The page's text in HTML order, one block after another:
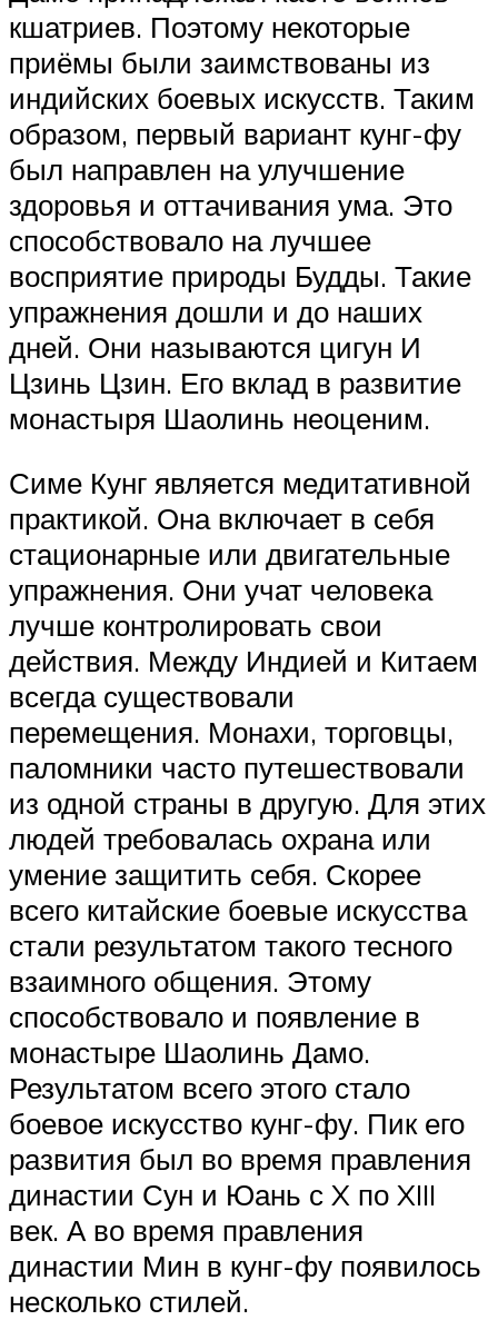
кшатриев. Поэтому некоторые
приёмы были заимствованы из
индийских боевых искусств. Таким
образом, первый вариант кунг-фу
был направлен на улучшение
здоровья и оттачивания ума. Это
способствовало на лучшее
восприятие природы Будды. Такие
упражнения дошли и до наших
дней. Они называются цигун И
Цзинь Цзин. Его вклад в развитие
монастыря Шаолинь неоценим.
Симе Кунг является медитативной
практикой. Она включает в себя
стационарные или двигательные
упражнения. Они учат человека
лучше контролировать свои
действия. Между Индией и Китаем
всегда существовали
перемещения. Монахи, торговцы,
паломники часто путешествовали
из одной страны в другую. Для этих
людей требовалась охрана или
умение защитить себя. Скорее
всего китайские боевые искусства
стали результатом такого тесного
взаимного общения. Этому
способствовало и появление в
монастыре Шаолинь Дамо.
Результатом всего этого стало
боевое искусство кунг-фу. Пик его
развития был во время правления
династии Сун и Юань с X по XIII
век. А во время правления
династии Мин в кунг-фу появилось
несколько стилей.